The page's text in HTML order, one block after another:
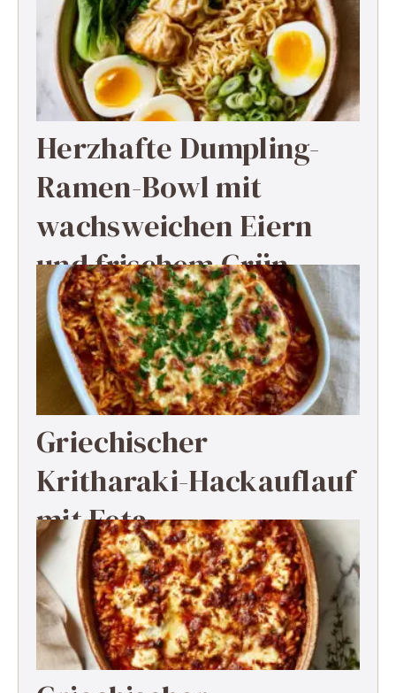
Herzhafte Dumpling-
Ramen-Bowl mit
wachsweichen Eiern
und frischem Grün
Griechischer
Kritharaki-Hackauflauf
mit Feta